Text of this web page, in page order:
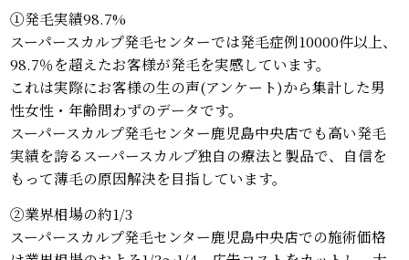
①発毛実績98.7%
スーパースカルプ発毛センターでは発毛症例10000件以上、
98.7％を超えたお客様が発毛を実感しています。
これは実際にお客様の生の声(アンケート)から集計した男
性女性・年齢問わずのデータです。
スーパースカルプ発毛センター鹿児島中央店でも高い発毛
実績を誇るスーパースカルプ独自の療法と製品で、自信を
もって薄毛の原因解決を目指しています。
②業界相場の約1/3
スーパースカルプ発毛センター鹿児島中央店での施術価格